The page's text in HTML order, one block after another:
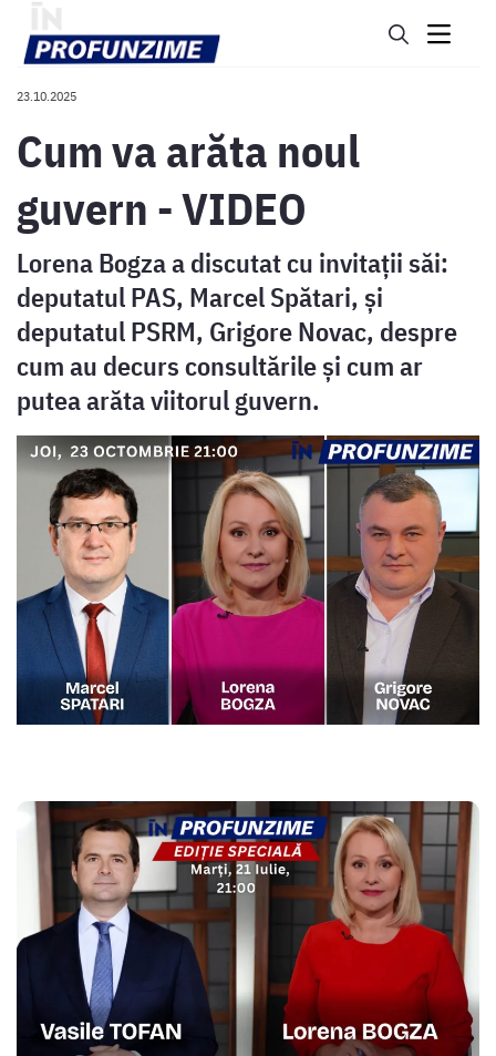
23.10.2025
Cum va arăta noul
guvern - VIDEO
Lorena Bogza a discutat cu invitații săi:
deputatul PAS, Marcel Spătari, și
deputatul PSRM, Grigore Novac, despre
cum au decurs consultările și cum ar
putea arăta viitorul guvern.